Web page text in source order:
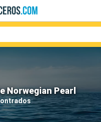
Norwegian Pearl